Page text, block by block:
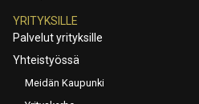
YRITYKSILLE
Palvelut yrityksille
Yhteistyössä
Meidän Kaupunki